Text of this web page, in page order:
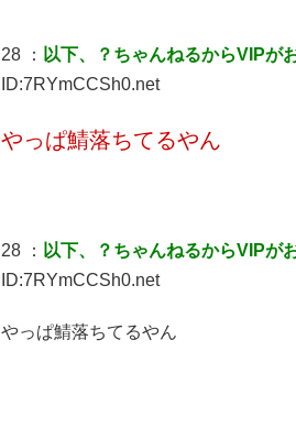
28 ： 以下、？ちゃんねるからVIPが
ID:7RYmCCSh0.net
やっぱ鯖落ちてるやん
28 ： 以下、？ちゃんねるからVIPが
ID:7RYmCCSh0.net
やっぱ鯖落ちてるやん